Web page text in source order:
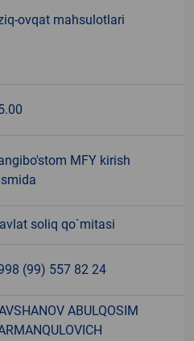
ovqat mahsulotlari
MFY kirish
soliq qo`mitasi
(99) 557 82 24
ABULQOSIM